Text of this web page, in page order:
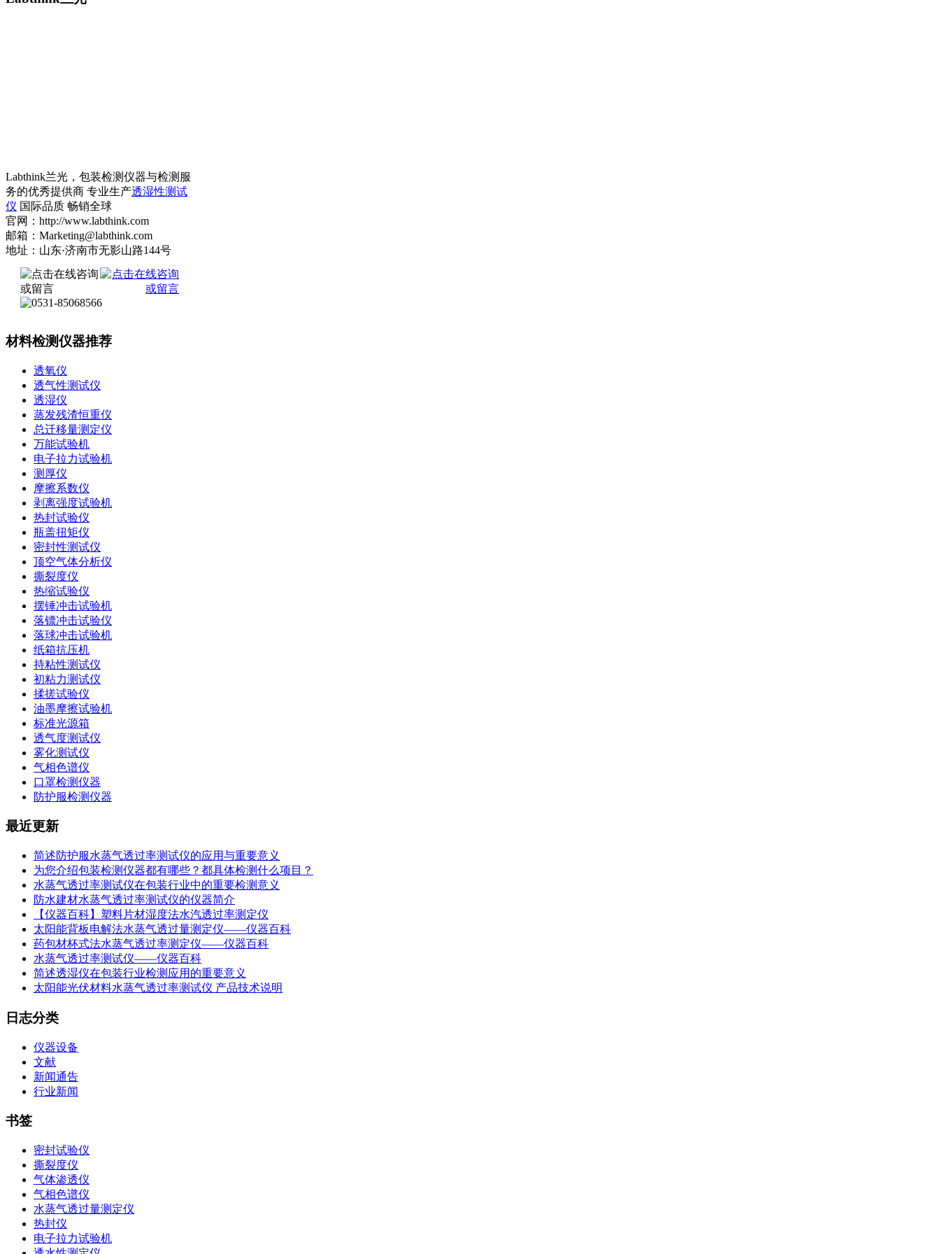
Labthink兰光，包装检测仪器与检测服
务的优秀提供商 专业生产透湿性测试
仪 国际品质 畅销全球
官网：http://www.labthink.com
邮箱：Marketing@labthink.com
地址：山东·济南市无影山路144号
材料检测仪器推荐
透氧仪
透气性测试仪
透湿仪
蒸发残渣恒重仪
总迁移量测定仪
万能试验机
电子拉力试验机
测厚仪
摩擦系数仪
剥离强度试验机
热封试验仪
瓶盖扭矩仪
密封性测试仪
顶空气体分析仪
撕裂度仪
热缩试验仪
摆锤冲击试验机
落镖冲击试验仪
落球冲击试验机
纸箱抗压机
持粘性测试仪
初粘力测试仪
揉搓试验仪
油墨摩擦试验机
标准光源箱
透气度测试仪
雾化测试仪
气相色谱仪
口罩检测仪器
防护服检测仪器
最近更新
简述防护服水蒸气透过率测试仪的应用与重要意义
为您介绍包装检测仪器都有哪些？都具体检测什么项目？
水蒸气透过率测试仪在包装行业中的重要检测意义
防水建材水蒸气透过率测试仪的仪器简介
【仪器百科】塑料片材湿度法水汽透过率测定仪
太阳能背板电解法水蒸气透过量测定仪——仪器百科
药包材杯式法水蒸气透过率测定仪——仪器百科
水蒸气透过率测试仪——仪器百科
简述透湿仪在包装行业检测应用的重要意义
太阳能光伏材料水蒸气透过率测试仪 产品技术说明
日志分类
仪器设备
文献
新闻通告
行业新闻
书签
密封试验仪
撕裂度仪
气体渗透仪
气相色谱仪
水蒸气透过量测定仪
热封仪
电子拉力试验机